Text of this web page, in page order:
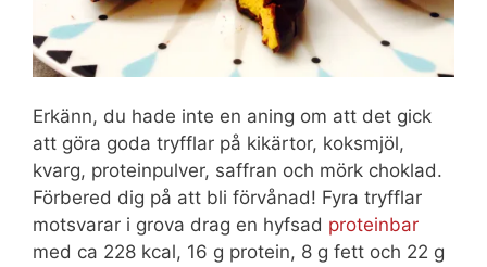
Erkänn, du hade inte en aning om att det gick
att göra goda tryfflar på kikärtor, koksmjöl,
kvarg, proteinpulver, saffran och mörk choklad.
Förbered dig på att bli förvånad! Fyra tryfflar
motsvarar i grova drag en hyfsad proteinbar
med ca 228 kcal, 16 g protein, 8 g fett och 22 g